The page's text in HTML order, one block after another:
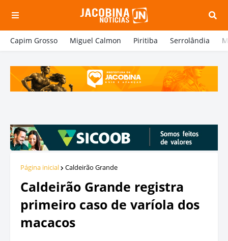
Capim Grosso Miguel Calmon Piritiba Serrolândia
Página inicial Caldeirão Grande
Caldeirão Grande registra
primeiro caso de varíola dos
macacos